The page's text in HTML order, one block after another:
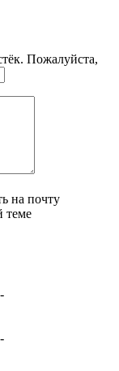
Пожалуйста,
на почту
теме